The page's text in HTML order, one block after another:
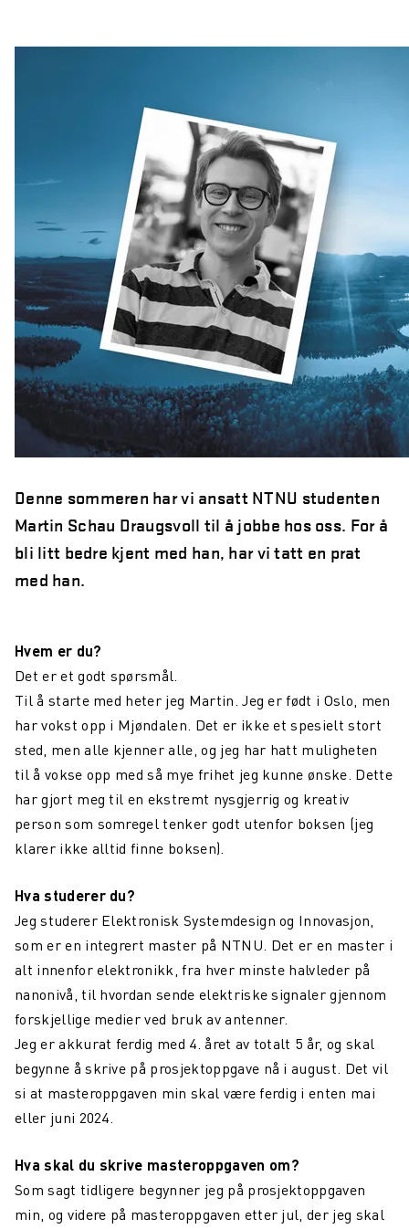
kommunikasjonssystem
Norsk Folkehjelp oppgraderer kommandosentralen sin for
Nesten 1100 brannmenn og kvinner vil nå ha svært god
beskyttelse mot hørselskader
SalMar får det mest moderne kommunikasjonssystemet
Denne sommeren har vi ansatt NTNU studenten
Martin Schau Draugsvoll til å jobbe hos oss. For å
bli litt bedre kjent med han, har vi tatt en prat
med han.
Hvem er du?
Det er et godt spørsmål.
Til å starte med heter jeg Martin. Jeg er født i Oslo, men
har vokst opp i Mjøndalen. Det er ikke et spesielt stort
sted, men alle kjenner alle, og jeg har hatt muligheten
til å vokse opp med så mye frihet jeg kunne ønske. Dette
har gjort meg til en ekstremt nysgjerrig og kreativ
person som somregel tenker godt utenfor boksen (jeg
klarer ikke alltid finne boksen).
Hva studerer du?
Jeg studerer Elektronisk Systemdesign og Innovasjon,
som er en integrert master på NTNU. Det er en master i
alt innenfor elektronikk, fra hver minste halvleder på
nanonivå, til hvordan sende elektriske signaler gjennom
forskjellige medier ved bruk av antenner.
Jeg er akkurat ferdig med 4. året av totalt 5 år, og skal
begynne å skrive på prosjektoppgave nå i august. Det vil
si at masteroppgaven min skal være ferdig i enten mai
eller juni 2024.
Hva skal du skrive masteroppgaven om?
Som sagt tidligere begynner jeg på prosjektoppgaven
min, og videre på masteroppgaven etter jul, der jeg skal